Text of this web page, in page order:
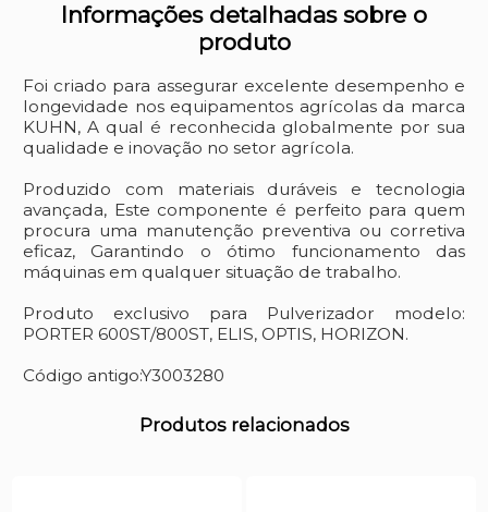
Informações detalhadas sobre o
produto
Foi criado para assegurar excelente desempenho e
longevidade nos equipamentos agrícolas da marca
KUHN, A qual é reconhecida globalmente por sua
qualidade e inovação no setor agrícola.
Produzido com materiais duráveis e tecnologia
avançada, Este componente é perfeito para quem
procura uma manutenção preventiva ou corretiva
eficaz, Garantindo o ótimo funcionamento das
máquinas em qualquer situação de trabalho.
Produto exclusivo para Pulverizador modelo:
PORTER 600ST/800ST, ELIS, OPTIS, HORIZON.
Código antigo:Y3003280
Produtos relacionados